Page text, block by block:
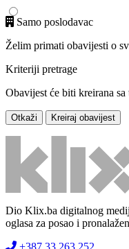
Samo poslodavac
Želim primati obavijesti o
Kriteriji pretrage
Obavijest će biti kreirana
Otkaži Kreiraj obavijest
Dio Klix.ba digitalnog
oglasa za posao i